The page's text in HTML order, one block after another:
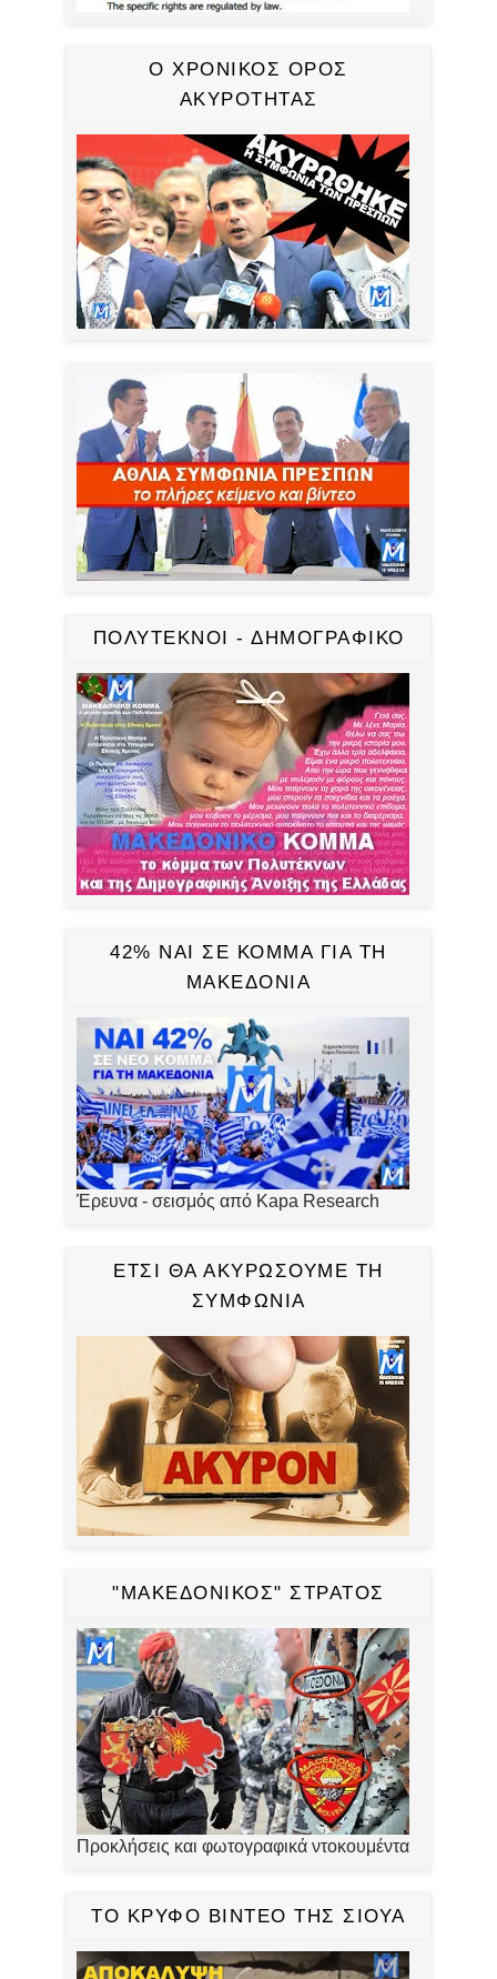
Ο ΧΡΟΝΙΚΟΣ ΟΡΟΣ
ΑΚΥΡΟΤΗΤΑΣ
ΠΟΛΥΤΕΚΝΟΙ - ΔΗΜΟΓΡΑΦΙΚΟ
42% ΝΑΙ ΣΕ ΚΟΜΜΑ ΓΙΑ ΤΗ
ΜΑΚΕΔΟΝΙΑ
Έρευνα - σεισμός από Kapa Research
ΕΤΣΙ ΘΑ ΑΚΥΡΩΣΟΥΜΕ ΤΗ
ΣΥΜΦΩΝΙΑ
"ΜΑΚΕΔΟΝΙΚΟΣ" ΣΤΡΑΤΟΣ
Προκλήσεις και φωτογραφικά ντοκουμέντα
ΤΟ ΚΡΥΦΟ ΒΙΝΤΕΟ ΤΗΣ ΣΙΟΥΑ